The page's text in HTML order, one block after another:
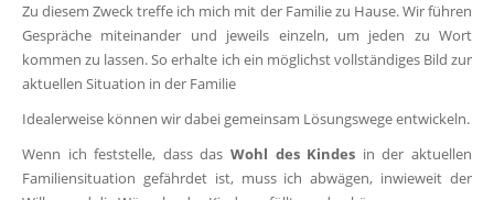
Zu diesem Zweck treffe ich mich mit der Familie zu Hause. Wir führen
Gespräche miteinander und jeweils einzeln, um jeden zu Wort
kommen zu lassen. So erhalte ich ein möglichst vollständiges Bild zur
aktuellen Situation in der Familie
Idealerweise können wir dabei gemeinsam Lösungswege entwickeln.
Wenn ich feststelle, dass das Wohl des Kindes in der aktuellen
Familiensituation gefährdet ist, muss ich abwägen, inwieweit der